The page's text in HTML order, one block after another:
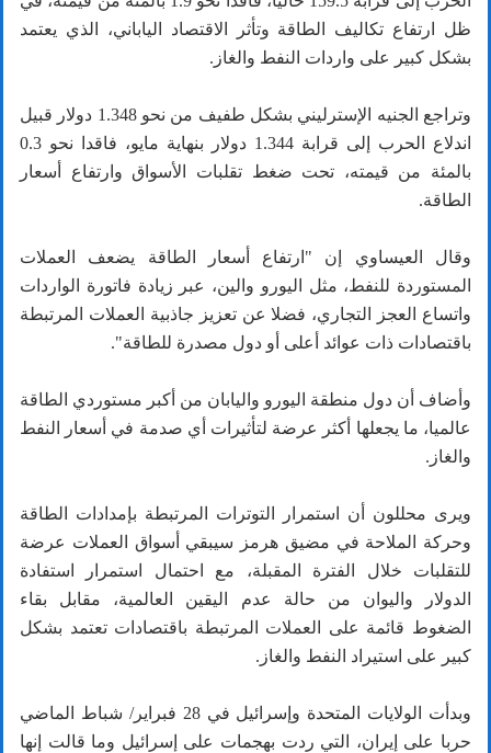
ظل ارتفاع تكاليف الطاقة وتأثر الاقتصاد الياباني، الذي يعتمد
بشكل كبير على واردات النفط والغاز.
وتراجع الجنيه الإسترليني بشكل طفيف من نحو 1.348 دولار قبيل
اندلاع الحرب إلى قرابة 1.344 دولار بنهاية مايو، فاقدا نحو 0.3
بالمئة من قيمته، تحت ضغط تقلبات الأسواق وارتفاع أسعار
الطاقة.
وقال العيساوي إن "ارتفاع أسعار الطاقة يضعف العملات
المستوردة للنفط، مثل اليورو والين، عبر زيادة فاتورة الواردات
واتساع العجز التجاري، فضلا عن تعزيز جاذبية العملات المرتبطة
باقتصادات ذات عوائد أعلى أو دول مصدرة للطاقة".
وأضاف أن دول منطقة اليورو واليابان من أكبر مستوردي الطاقة
عالميا، ما يجعلها أكثر عرضة لتأثيرات أي صدمة في أسعار النفط
والغاز.
ويرى محللون أن استمرار التوترات المرتبطة بإمدادات الطاقة
وحركة الملاحة في مضيق هرمز سيبقي أسواق العملات عرضة
للتقلبات خلال الفترة المقبلة، مع احتمال استمرار استفادة
الدولار واليوان من حالة عدم اليقين العالمية، مقابل بقاء
الضغوط قائمة على العملات المرتبطة باقتصادات تعتمد بشكل
كبير على استيراد النفط والغاز.
وبدأت الولايات المتحدة وإسرائيل في 28 فبراير/ شباط الماضي
حربا على إيران، التي ردت بهجمات على إسرائيل وما قالت إنها